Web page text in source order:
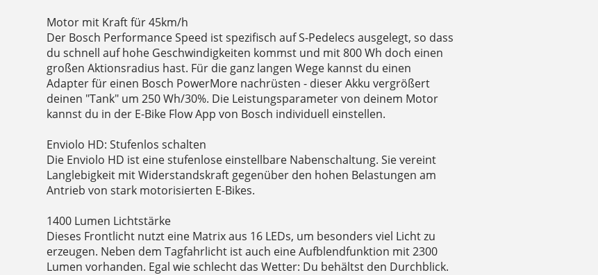
Motor mit Kraft für 45km/h
Der Bosch Performance Speed ist spezifisch auf S-Pedelecs ausgelegt, so dass
du schnell auf hohe Geschwindigkeiten kommst und mit 800 Wh doch einen
großen Aktionsradius hast. Für die ganz langen Wege kannst du einen
Adapter für einen Bosch PowerMore nachrüsten - dieser Akku vergrößert
deinen "Tank" um 250 Wh/30%. Die Leistungsparameter von deinem Motor
kannst du in der E-Bike Flow App von Bosch individuell einstellen.
Enviolo HD: Stufenlos schalten
Die Enviolo HD ist eine stufenlose einstellbare Nabenschaltung. Sie vereint
Langlebigkeit mit Widerstandskraft gegenüber den hohen Belastungen am
Antrieb von stark motorisierten E-Bikes.
1400 Lumen Lichtstärke
Dieses Frontlicht nutzt eine Matrix aus 16 LEDs, um besonders viel Licht zu
erzeugen. Neben dem Tagfahrlicht ist auch eine Aufblendfunktion mit 2300
Lumen vorhanden. Egal wie schlecht das Wetter: Du behältst den Durchblick.